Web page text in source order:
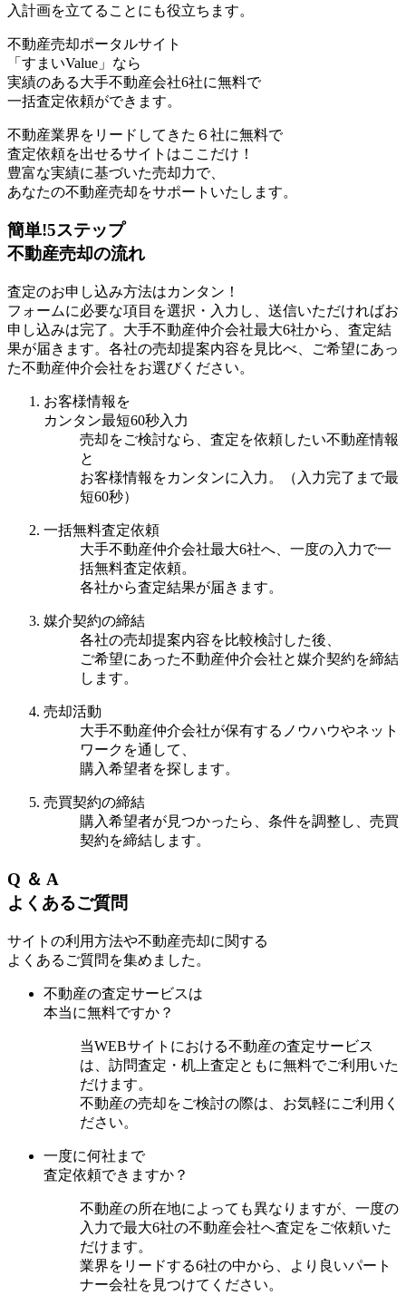
入計画を立てる ことにも役立ちます。
不動産売却ポータルサイト
「すまいValue」 なら
実績のある大手不動産会社6社に無料で
一括査定依頼ができます。
不動産業界をリードしてきた６社に無料で
査定依頼を出せるサイトはここだけ！
豊富な実績に基づいた売却力で、
あなたの不動産売却をサポートいたします。
簡単!5ステップ
不動産売却の流れ
査定のお申し込み方法はカンタン！
フォームに必要な項目を選択・入力し、送信いただければお
申し込みは完了。大手不動産仲介会社最大6社から、査定結
果が届きます。各社の売却提案内容を見比べ、ご希望にあっ
た不動産仲介会社をお選びください。
お客様情報を
カンタン最短60秒入力
売却をご検討なら、査定を依頼したい不動産情報
と
お客様情報をカンタンに入力。（入力完了まで最
短60秒）
一括無料査定依頼
大手不動産仲介会社最大6社へ、一度の入力で一
括無料査定依頼。
各社から査定結果が届きます。
媒介契約の締結
各社の売却提案内容を比較検討した後、
ご希望にあった不動産仲介会社と媒介契約を締結
します。
売却活動
大手不動産仲介会社が保有するノウハウやネット
ワークを通して、
購入希望者を探します。
売買契約の締結
購入希望者が見つかったら、条件を調整し、売買
契約を締結します。
Q ＆ A
よくあるご質問
サイトの利用方法や不動産売却に関する
よくあるご質問を集めました。
不動産の査定サービスは
本当に無料ですか？
当WEBサイトにおける不動産の査定サービス
は、訪問査定・机上査定ともに無料でご利用いた
だけます。
不動産の売却をご検討の際は、お気軽にご利用く
ださい。
一度に何社まで
査定依頼できますか？
不動産の所在地によっても異なりますが、一度の
入力で最大6社の不動産会社へ査定をご依頼いた
だけます。
業界をリードする6社の中から、より良いパート
ナー会社を見つけてください。